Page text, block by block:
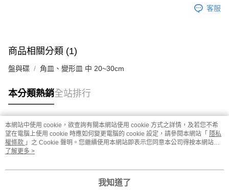
客服
商品相關分類 (1)
盤與碟 角皿、變形皿 中 20~30cm
本分類熱銷全站排行
熱門標籤
本網站中使用 cookie，欲查詢有關本網站使用 cookie 方式之詳情，及若您不希
望在電腦上使用 cookie 時應如何變更電腦的 cookie 設定，請參閱本網站「 隱私
權條款 」之 Cookie 聲明。您繼續使用本網站即表示您同意本公司得按本網站使
用條款之 Cookie 聲明使用 cookie。
了解更多 >
我知道了